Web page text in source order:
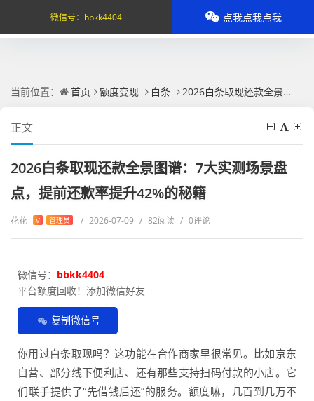
当前位置： 首页 额度变现 白条 2026白条取现还款全景图谱：7大实测场景盘点，提前还款率提升42%的秘籍
正文
2026白条取现还款全景图谱：7大实测场景盘
点，提前还款率提升42%的秘籍
花花 V 管理员 / 2026-07-09 / 82阅读 / 0评论
微信号： bbkk4404
平台额度回收！添加微信好友
复制微信号
你用过白条取现吗？这功能在合作商家里很常见。比如京东
自营、部分线下便利店、还有那些支持扫码付款的小店。它
们联手提供了“先借钱后还”的服务。额度嘛，几百到几万不
微信号： bbkk4404 点我点我点我